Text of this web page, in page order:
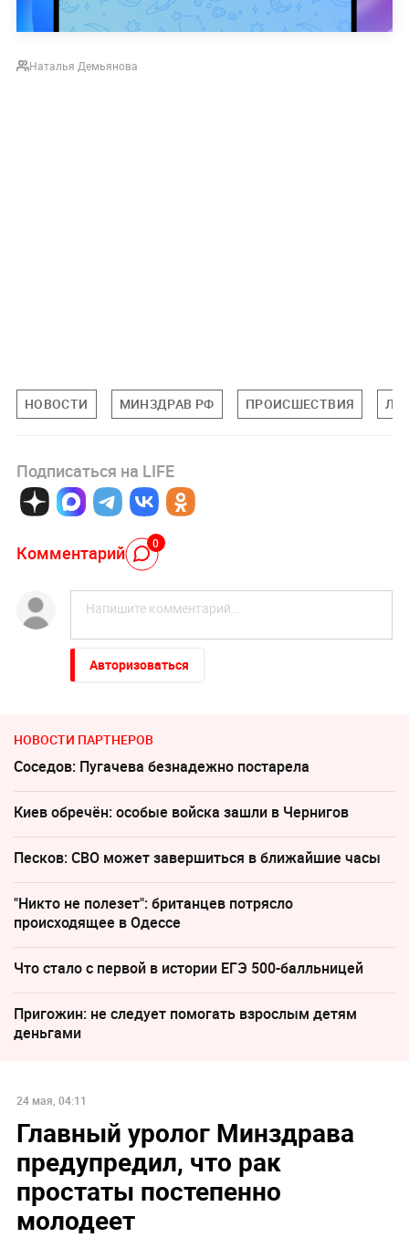
Наталья Демьянова
НОВОСТИ МИНЗДРАВ РФ ПРОИСШЕСТВИЯ
Подписаться на LIFE
Комментарий 0
Авторизоваться
НОВОСТИ ПАРТНЕРОВ
Соседов: Пугачева безнадежно постарела
Киев обречён: особые войска зашли в Чернигов
Песков: СВО может завершиться в ближайшие часы
"Никто не полезет": британцев потрясло
происходящее в Одессе
Что стало с первой в истории ЕГЭ 500-балльницей
Пригожин: не следует помогать взрослым детям
деньгами
24 мая, 04:11
Главный уролог Минздрава
предупредил, что рак
простаты постепенно
молодеет